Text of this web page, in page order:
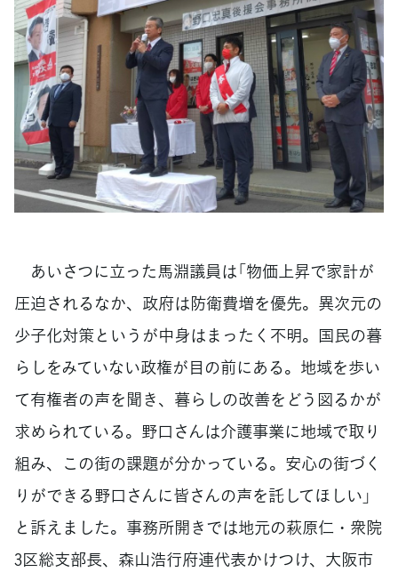
あいさつに立った馬淵議員は「物価上昇で家計が
圧迫されるなか、政府は防衛費増を優先。異次元の
少子化対策というが中身はまったく不明。国民の暮
らしをみていない政権が目の前にある。地域を歩い
て有権者の声を聞き、暮らしの改善をどう図るかが
求められている。野口さんは介護事業に地域で取り
組み、この街の課題が分かっている。安心の街づく
りができる野口さんに皆さんの声を託してほしい」
と訴えました。事務所開きでは地元の萩原仁・衆院
3区総支部長、森山浩行府連代表かけつけ、大阪市